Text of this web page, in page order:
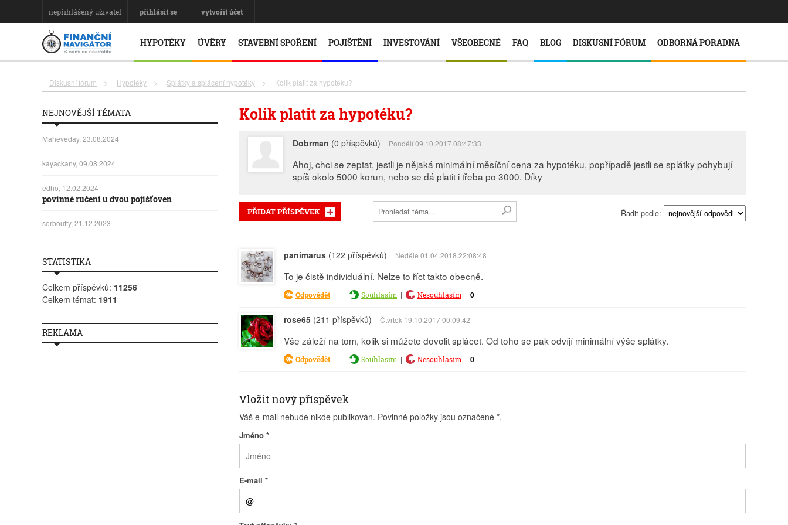
nepřihlášený uživatel přihlásit se vytvořit účet
HYPOTÉKY ÚVĚRY STAVEBNÍ SPOŘENÍ POJIŠTĚNÍ INVESTOVÁNÍ VŠEOBECNÉ FAQ BLOG DISKUSNÍ FÓRUM ODBORNÁ PORADNA
Diskusní fórum > Hypotéky > Splátky a splácení hypotéky > Kolik platit za hypotéku?
Kolik platit za hypotéku?
Dobrman (0 příspěvků) Pondělí 09.10.2017 08:47:33
Ahoj, chci se zeptat, jestli je nějaká minimální měsíční cena za hypotéku, popřípadě jestli se splátky pohybují
spíš okolo 5000 korun, nebo se dá platit i třeba po 3000. Díky
PŘIDAT PŘÍSPĚVEK Řadit podle:
panimarus (122 příspěvků) Neděle 01.04.2018 22:08:48
To je čistě individuální. Nelze to říct takto obecně.
Odpovědět Souhlasím | Nesouhlasím | 0
rose65 (211 příspěvků) Čtvrtek 19.10.2017 00:09:42
Vše záleží na tom, kolik si můžete dovolit splácet. Od toho se pak odvíjí minimální výše splátky.
Odpovědět Souhlasím | Nesouhlasím | 0
Vložit nový příspěvek
Váš e-mail nebude nikde publikován. Povinné položky jsou označené *.
Jméno *
E-mail *
NEJNOVĚJŠÍ TÉMATA
Maheveday, 23.08.2024
kayackany, 09.08.2024
edho, 12.02.2024
povinné ručení u dvou pojišťoven
sorboutty, 21.12.2023
STATISTIKA
Celkem příspěvků: 11256
Celkem témat: 1911
REKLAMA